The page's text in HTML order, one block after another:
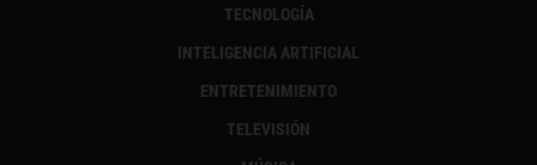
TECNOLOGÍA
INTELIGENCIA ARTIFICIAL
ENTRETENIMIENTO
TELEVISIÓN